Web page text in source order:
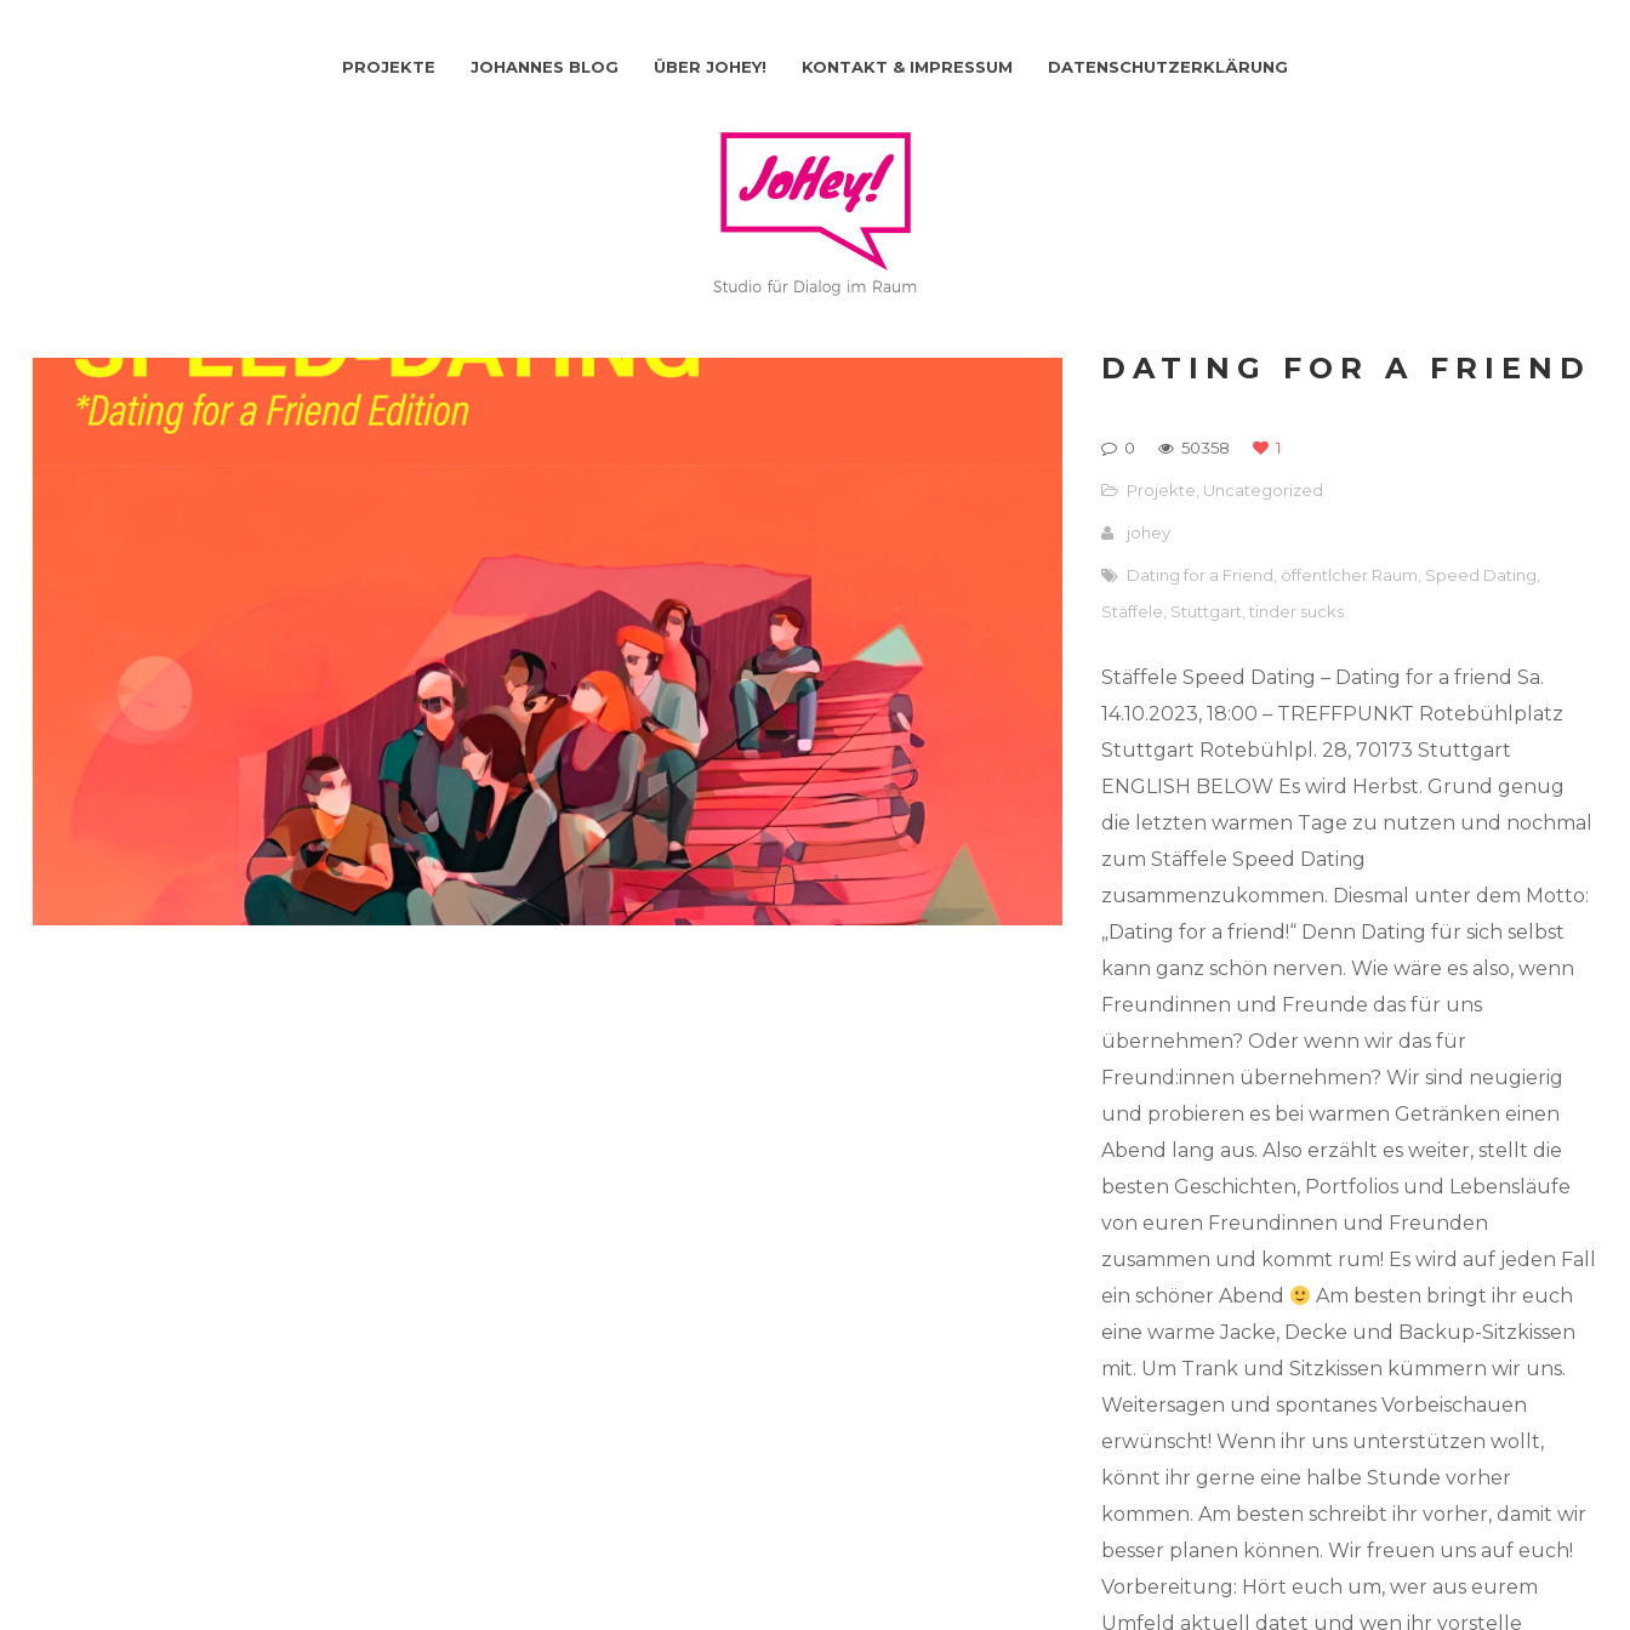
PROJEKTE JOHANNES BLOG ÜBER JOHEY! KONTAKT & IMPRESSUM DATENSCHUTZERKLÄRUNG
DATING FOR A FRIEND
0 50358 1
Projekte Uncategorized
johey
Dating for a Friend öffentlcher Raum Speed Dating
Stäffele Stuttgart ,tinder sucks
Stäffele Speed Dating – Dating for a friend Sa.
14.10.2023, 18:00 – TREFFPUNKT Rotebühlplatz
Stuttgart Rotebühlpl. 28, 70173 Stuttgart
ENGLISH BELOW Es wird Herbst. Grund genug
die letzten warmen Tage zu nutzen und nochmal
zum Stäffele Speed Dating
zusammenzukommen. Diesmal unter dem Motto:
„Dating for a friend!“ Denn Dating für sich selbst
kann ganz schön nerven. Wie wäre es also, wenn
Freundinnen und Freunde das für uns
übernehmen? Oder wenn wir das für
Freund:innen übernehmen? Wir sind neugierig
und probieren es bei warmen Getränken einen
Abend lang aus. Also erzählt es weiter, stellt die
besten Geschichten, Portfolios und Lebensläufe
von euren Freundinnen und Freunden
zusammen und kommt rum! Es wird auf jeden Fall
ein schöner Abend
Am besten bringt ihr euch
eine warme Jacke, Decke und Backup-Sitzkissen
mit. Um Trank und Sitzkissen kümmern wir uns.
Weitersagen und spontanes Vorbeischauen
erwünscht! Wenn ihr uns unterstützen wollt,
könnt ihr gerne eine halbe Stunde vorher
kommen. Am besten schreibt ihr vorher, damit wir
besser planen können. Wir freuen uns auf euch!
Vorbereitung: Hört euch um, wer aus eurem
Umfeld aktuell datet und wen ihr vorstelle